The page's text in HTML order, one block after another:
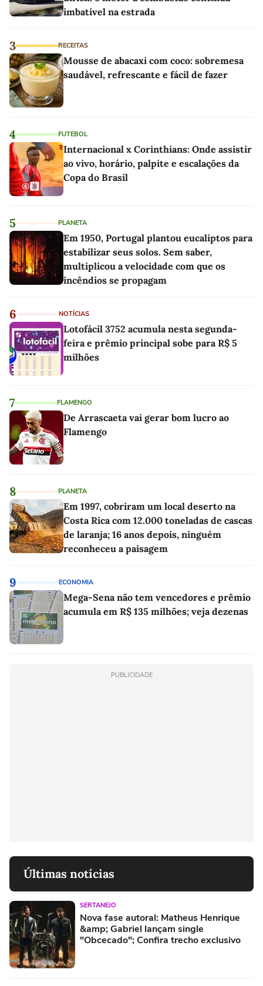
imbatível na estrada
3 RECEITAS
Mousse de abacaxi com coco: sobremesa
saudável, refrescante e fácil de fazer
4 FUTEBOL
Internacional x Corinthians: Onde assistir
ao vivo, horário, palpite e escalações da
Copa do Brasil
5 PLANETA
Em 1950, Portugal plantou eucaliptos para
estabilizar seus solos. Sem saber,
multiplicou a velocidade com que os
incêndios se propagam
6 NOTÍCIAS
Lotofácil 3752 acumula nesta segunda-
feira e prêmio principal sobe para R$ 5
milhões
7 FLAMENGO
De Arrascaeta vai gerar bom lucro ao
Flamengo
8 PLANETA
Em 1997, cobriram um local deserto na
Costa Rica com 12.000 toneladas de cascas
de laranja; 16 anos depois, ninguém
reconheceu a paisagem
9 ECONOMIA
Mega-Sena não tem vencedores e prêmio
acumula em R$ 135 milhões; veja dezenas
PUBLICIDADE
Últimas notícias
SERTANEJO
Nova fase autoral: Matheus Henrique
&amp; Gabriel lançam single
"Obcecado"; Confira trecho exclusivo